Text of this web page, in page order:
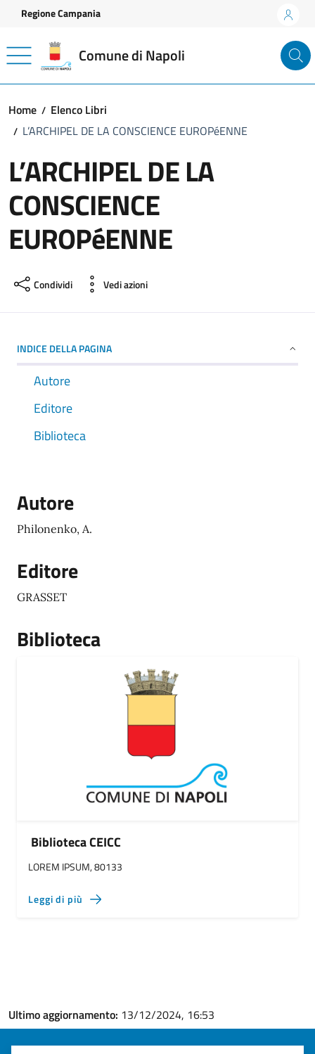
Vai ai contenuti
Vai al footer
Regione Campania
Comune di Napoli
Home
Elenco Libri
L’ARCHIPEL DE LA CONSCIENCE EUROPéENNE
L’ARCHIPEL DE LA
CONSCIENCE
EUROPéENNE
Condividi Vedi azioni
INDICE DELLA PAGINA
Autore
Editore
Biblioteca
Autore
Philonenko, A.
Editore
GRASSET
Biblioteca
Biblioteca CEICC
LOREM IPSUM, 80133
Leggi di più
Ultimo aggiornamento: 13/12/2024, 16:53